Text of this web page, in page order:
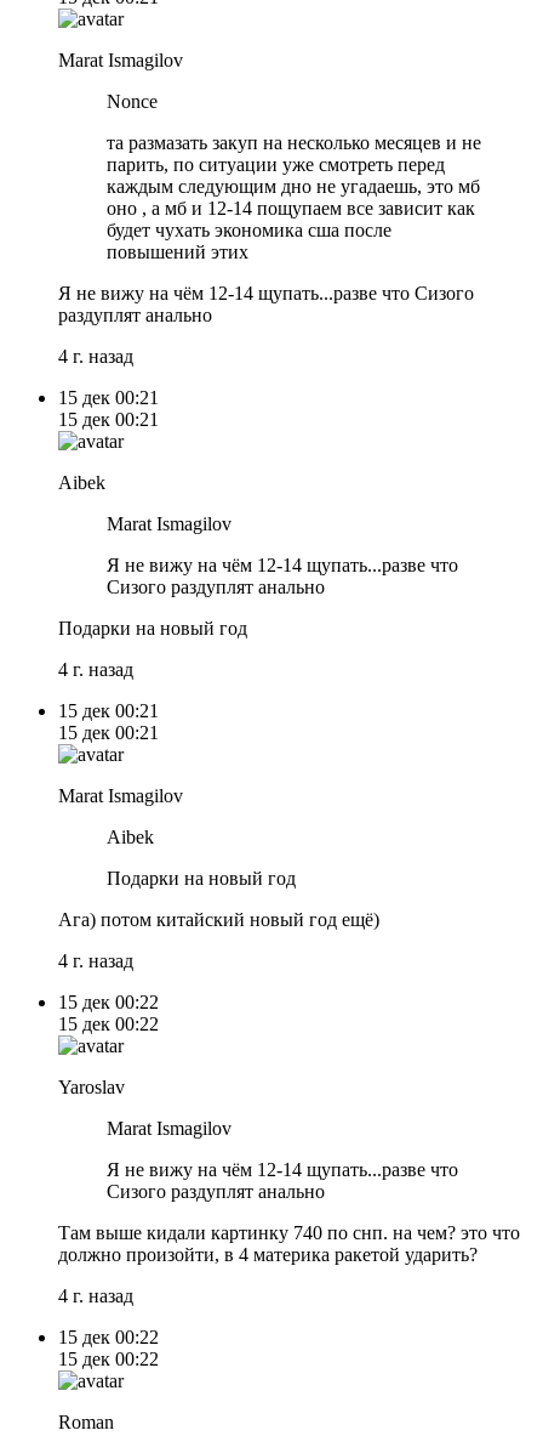
Marat Ismagilov
Nonce
та размазать закуп на несколько месяцев и не
парить, по ситуации уже смотреть перед
каждым следующим дно не угадаешь, это мб
оно , а мб и 12-14 пощупаем все зависит как
будет чухать экономика сша после
повышений этих
Я не вижу на чём 12-14 щупать...разве что Сизого
раздуплят анально
4 г. назад
15 дек 00:21
15 дек 00:21
Aibek
Marat Ismagilov
Я не вижу на чём 12-14 щупать...разве что
Сизого раздуплят анально
Подарки на новый год
4 г. назад
15 дек 00:21
15 дек 00:21
Marat Ismagilov
Aibek
Подарки на новый год
Ага) потом китайский новый год ещё)
4 г. назад
15 дек 00:22
15 дек 00:22
Yaroslav
Marat Ismagilov
Я не вижу на чём 12-14 щупать...разве что
Сизого раздуплят анально
Там выше кидали картинку 740 по снп. на чем? это что
должно произойти, в 4 материка ракетой ударить?
4 г. назад
15 дек 00:22
15 дек 00:22
Roman